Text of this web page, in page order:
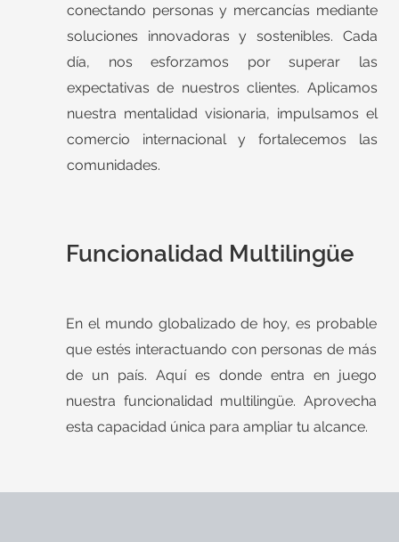
conectando personas y mercancías mediante
soluciones innovadoras y sostenibles. Cada
día, nos esforzamos por superar las
expectativas de nuestros clientes. Aplicamos
nuestra mentalidad visionaria, impulsamos el
comercio internacional y fortalecemos las
comunidades.
Funcionalidad Multilingüe
En el mundo globalizado de hoy, es probable
que estés interactuando con personas de más
de un país. Aquí es donde entra en juego
nuestra funcionalidad multilingüe. Aprovecha
esta capacidad única para ampliar tu alcance.